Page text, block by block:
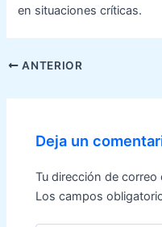
en situaciones críticas.
Navegación
entradas
ANTERIOR
Deja un
Tu dirección de
Los campos